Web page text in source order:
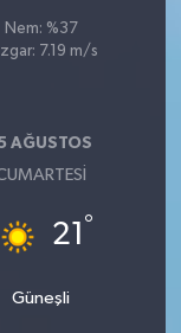
Nem: %37
7.19 m/s
AĞUSTOS
21 °
Güneşli